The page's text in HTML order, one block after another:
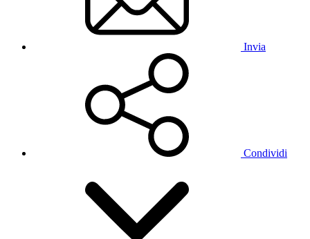
Invia
Condividi